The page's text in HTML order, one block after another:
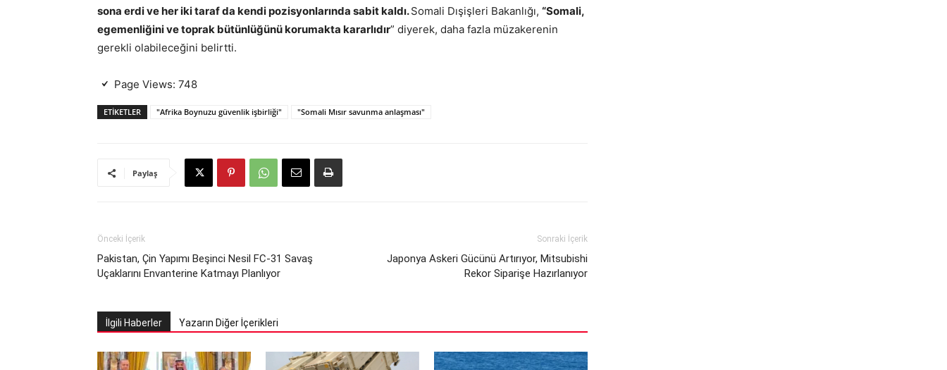
sona erdi ve her iki taraf da kendi pozisyonlarında sabit kaldı.Somali Dışişleri Bakanlığı, “Somali,
egemenliğini ve toprak bütünlüğünü korumakta kararlıdır” diyerek, daha fazla müzakerenin
gerekli olabileceğini belirtti.
Page Views: 748
ETIKETLER "Afrika Boynuzu güvenlik işbirliği" "Somali Mısır savunma anlaşması"
Paylaş
Önceki İçerik
Pakistan, Çin Yapımı Beşinci Nesil FC-31 Savaş
Uçaklarını Envanterine Katmayı Planlıyor
Sonraki İçerik
Japonya Askeri Gücünü Artırıyor, Mitsubishi
Rekor Siparişe Hazırlanıyor
İlgili Haberler Yazarın Diğer İçerikleri